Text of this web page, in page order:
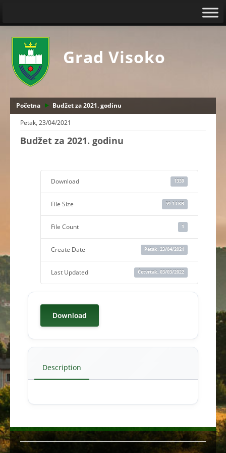
Grad Visoko
Početna
Budžet za 2021. godinu
Petak, 23/04/2021
Budžet za 2021. godinu
Download 1339
File Size 59.14 KB
File Count 1
Create Date Petak, 23/04/2021
Last Updated Četvrtak, 03/03/2022
Download
Description